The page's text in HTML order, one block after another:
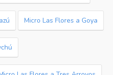
Micro Las Flores a Goya